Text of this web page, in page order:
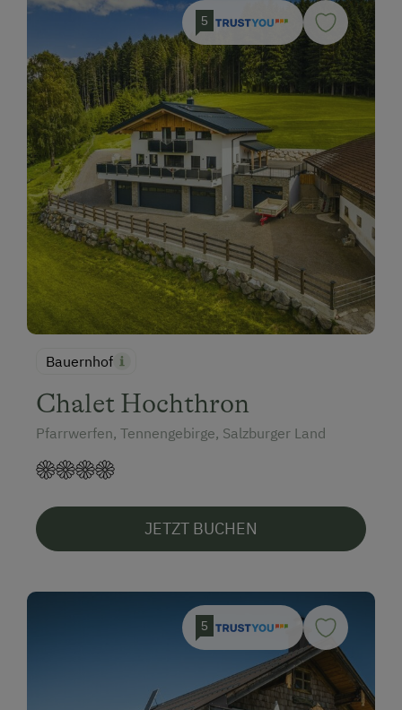
5
Bauernhof
Chalet Hochthron
Pfarrwerfen, Tennengebirge, Salzburger Land
JETZT BUCHEN
5